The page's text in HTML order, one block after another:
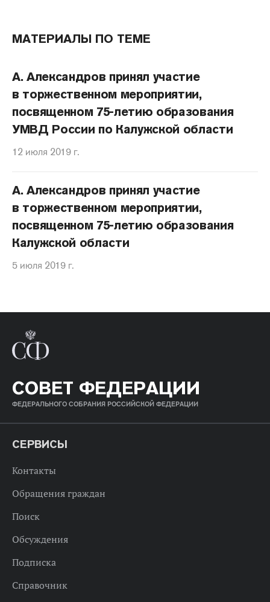
МАТЕРИАЛЫ ПО ТЕМЕ
А. Александров принял участие
в торжественном мероприятии,
посвященном 75-летию образования
УМВД России по Калужской области
12 июля 2019 г.
А. Александров принял участие
в торжественном мероприятии,
посвященном 75-летию образования
Калужской области
5 июля 2019 г.
СОВЕТ ФЕДЕРАЦИИ
ФЕДЕРАЛЬНОГО СОБРАНИЯ РОССИЙСКОЙ ФЕДЕРАЦИИ
СЕРВИСЫ
Контакты
Обращения граждан
Поиск
Обсуждения
Подписка
Справочник